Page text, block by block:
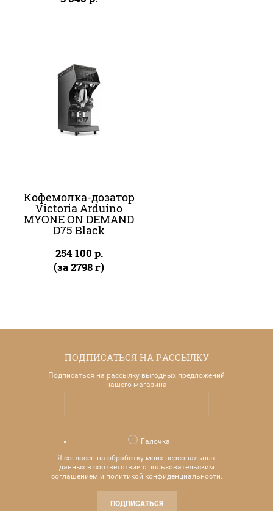
Кофемолка-дозатор
Victoria Arduino
MYONE ON DEMAND
D75 Black
254 100 р.
(за 2798 г)
ПОДПИСАТЬСЯ НА РАССЫЛКУ
Подписаться на рассылку выгодных предложений
нашего магазина
Галочка
Я согласен на обработку моих персональных
данных в соответствии с пользовательским
соглашением и политикой конфиденциальности.
ПОДПИСАТЬСЯ